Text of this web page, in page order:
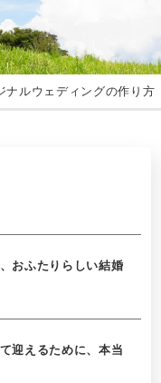
ナルウェディングの作り方
おふたりらしい結婚
迎えるために、本当